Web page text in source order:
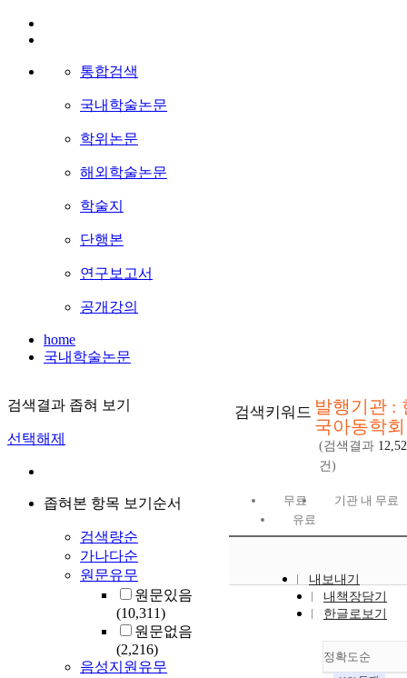
통합검색
국내학술논문
학위논문
해외학술논문
학술지
단행본
연구보고서
공개강의
home
국내학술논문
검색결과 좁혀 보기
선택해제
좁혀본 항목 보기순서
검색량순
가나다순
원문유무
원문있음
(10,311)
원문없음
(2,216)
음성지원유무
검색키워드 발행기관 :
국아동학회
(검색결과
건)
무료
기관 내 무료
유료
내보내기
내책장담기
한글로보기
정확도순